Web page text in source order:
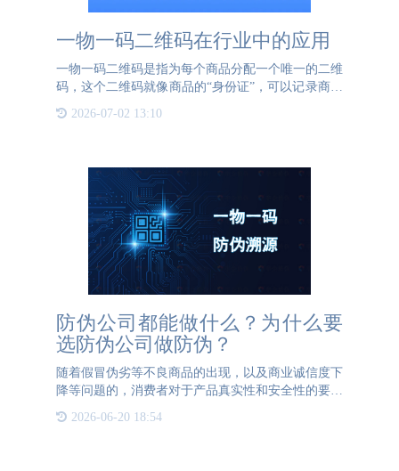
一物一码二维码在行业中的应用
一物一码二维码是指为每个商品分配一个唯一的二维
码，这个二维码就像商品的“身份证”，可以记录商品
的详细信息，如原材料、生产、包装、运输等各个环
节的信息。在行业中，一物一码二维码的应用广泛且
2026-07-02 13:10
防伪公司都能做什么？为什么要
选防伪公司做防伪？
随着假冒伪劣等不良商品的出现，以及商业诚信度下
降等问题的，消费者对于产品真实性和安全性的要求
也越来越高。因此，防伪认证已成为各产业领域中不
可或缺的一环。这就需要防伪公司来提供相关的技术
2026-06-20 18:54